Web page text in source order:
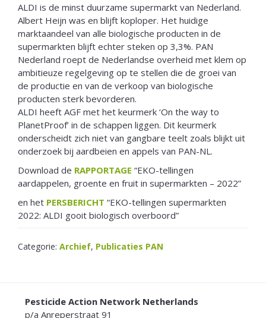
ALDI is de minst duurzame supermarkt van Nederland.
Albert Heijn was en blijft koploper. Het huidige
marktaandeel van alle biologische producten in de
supermarkten blijft echter steken op 3,3%. PAN
Nederland roept de Nederlandse overheid met klem op
ambitieuze regelgeving op te stellen die de groei van
de productie en van de verkoop van biologische
producten sterk bevorderen.
ALDI heeft AGF met het keurmerk ‘On the way to
PlanetProof’ in de schappen liggen. Dit keurmerk
onderscheidt zich niet van gangbare teelt zoals blijkt uit
onderzoek bij aardbeien en appels van PAN-NL.
Download de RAPPORTAGE “EKO-tellingen
aardappelen, groente en fruit in supermarkten – 2022”
en het PERSBERICHT “EKO-tellingen supermarkten
2022: ALDI gooit biologisch overboord”
Categorie: Archief, Publicaties PAN
FOOTERPesticide Action Network Netherlands
p/a Anreperstraat 91